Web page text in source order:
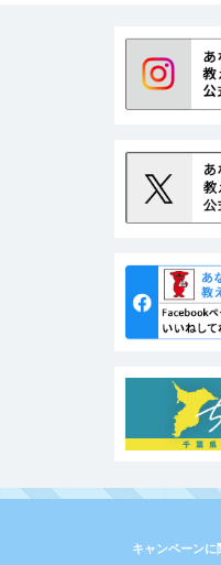
キャンペーンに